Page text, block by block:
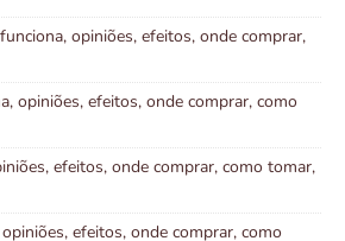
opiniões, efeitos, onde comprar,
opiniões, efeitos, onde comprar, como
efeitos, onde comprar, como tomar,
efeitos, onde comprar, como